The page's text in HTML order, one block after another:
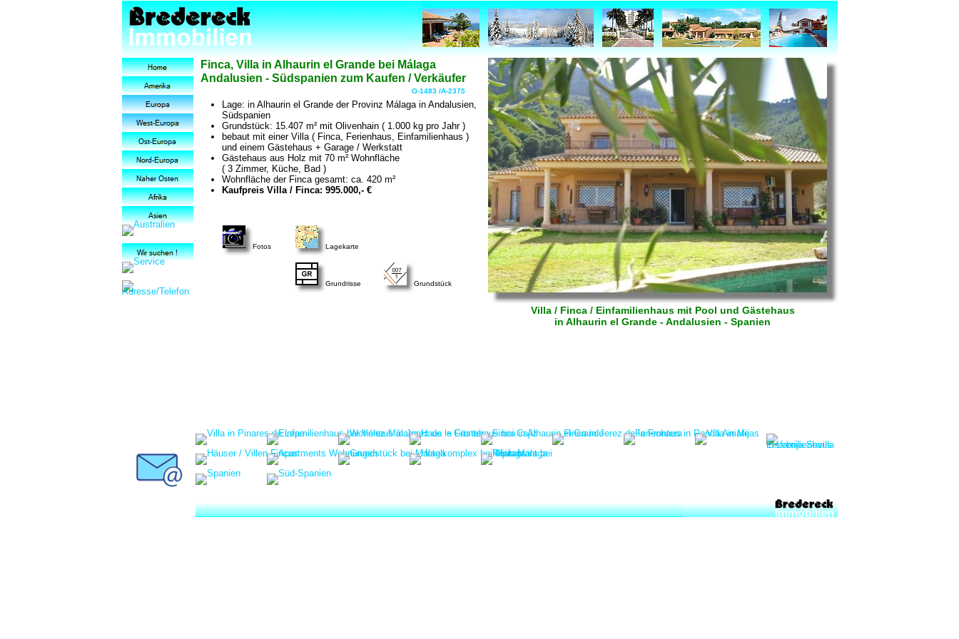
Fotos Lagekarte
Finca, Villa in Alhaurin el Grande bei Málaga
Andalusien - Südspanien zum Kaufen / Verkäufer
O-1483 /A-2375
Grundrisse
Lage: in Alhaurin el Grande der Provinz Málaga in Andalusien,
Südspanien
Grundstück: 15.407 m² mit Olivenhain ( 1.000 kg pro Jahr )
bebaut mit einer Villa ( Finca, Ferienhaus, Einfamilienhaus )
und einem Gästehaus + Garage / Werkstatt
Gästehaus aus Holz mit 70 m² Wohnfläche
( 3 Zimmer, Küche, Bad )
Wohnfläche der Finca gesamt: ca. 420 m²
Kaufpreis Villa / Finca: 995.000,- €
Grundstück
Villa / Finca / Einfamilienhaus mit Pool und Gästehaus
in Alhaurin el Grande - Andalusien - Spanien